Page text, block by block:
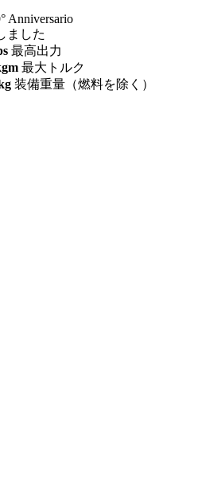
Anniversario
ました
最高出力
最大トルク
装備重量（燃料を除く）